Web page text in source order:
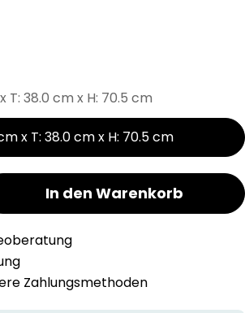
T: 38.0 cm x H: 70.5 cm
x T: 38.0 cm x H: 70.5 cm
Servierwagen verringern
für CAMILLA Servierwagen
In den Warenkorb
Zahlungsmethoden